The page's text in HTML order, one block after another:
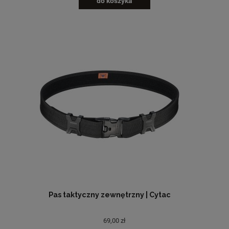
Pas taktyczny zewnętrzny | Cytac
69,00 zł